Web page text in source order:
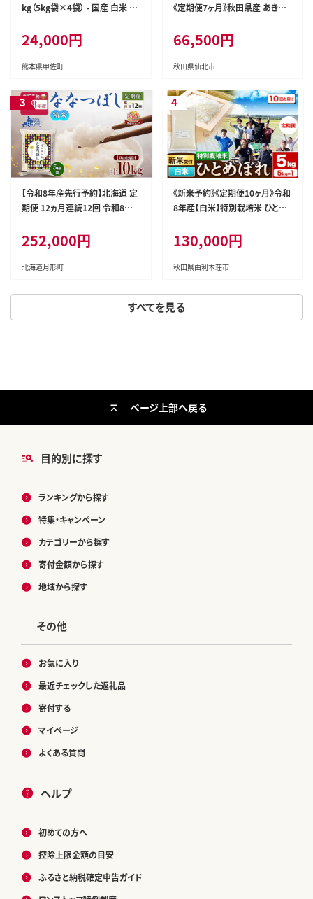
すべてを見る
kg（5kg袋×4袋） - 国産 白米 精
訳あり 厳選 マイスター 生活応
援 ひのひかり 森のくまさん おす
すめ 熊本県 甲佐町【価格改定Z
24,000円
熊本県甲佐町
《定期便7ヶ月》秋田県産 あきた
キロ お米 匠 [サンファーム西木
米5kg 米 5kg 米 5kg定期便 お
米定期便 白米 あきたこまち ごは
66,500円
秋田県仙北市
【令和8年産先行予約】北海道 定
期便 12ヵ月連続12回 令和8年
米 米 白米 ご飯 お米 ごはん 国産
北海道産 ブランド米 おにぎり ふ
っくら 常温 お取り寄せ 産地直送
252,000円
北海道月形町
《新米予約》《定期便10ヶ月》令和
8年産【白米】特別栽培米 ひとめ
米 お米 白米 精米 特別栽培米
ブランド米 食卓 秋田県産 秋田
県 由利本荘市]
130,000円
秋田県由利本荘市
目的別に探す
ランキングから探す
特集・キャンペーン
カテゴリーから探す
寄付金額から探す
地域から探す
その他
お気に入り
最近チェックした返礼品
寄付する
マイページ
よくある質問
ヘルプ
初めての方へ
控除上限金額の目安
ふるさと納税確定申告ガイド
ページ上部へ戻る